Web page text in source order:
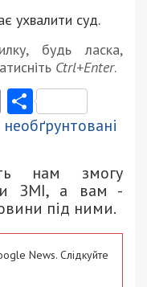
ухвалити суд.
будь ласка,
Ctrl+Enter.
Email
необґрунтовані
нам змогу
ЗМІ, а вам -
під ними.
News. Слідкуйте